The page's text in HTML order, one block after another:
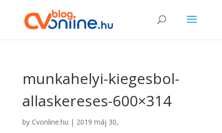
munkahelyi-kiegesbol-
allaskereses-600×314
by Cvonline.hu | 2019 máj 30,